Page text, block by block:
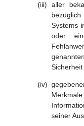
aller
Systems
oder
seiner